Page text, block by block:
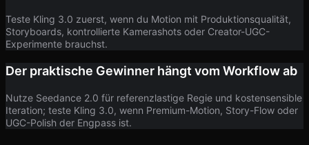
Teste Kling 3.0 zuerst, wenn du Motion mit Produktionsqualität,
Storyboards, kontrollierte Kamerashots oder Creator-UGC-
Experimente brauchst.
Der praktische Gewinner hängt vom Workflow ab
Nutze Seedance 2.0 für referenzlastige Regie und kostensensible
Iteration; teste Kling 3.0, wenn Premium-Motion, Story-Flow oder
UGC-Polish der Engpass ist.